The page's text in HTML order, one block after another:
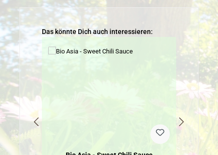
Produktgalerie überspringen
Das könnte Dich auch interessieren: